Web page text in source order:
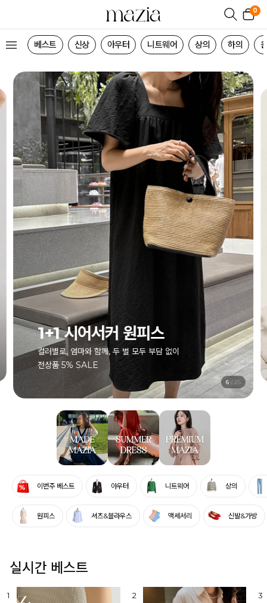
0
베스트 신상 아우터 니트웨어 상의 하의
1+1 시어서커 원피스
컬러별로, 엄마와 함께, 두 벌 모두 부담 없이
전상품 5% SALE
7 /25
이번주 베스트 아우터 니트웨어 상의
원피스 셔츠&블라우스 액세서리 신발&가방
실시간 베스트